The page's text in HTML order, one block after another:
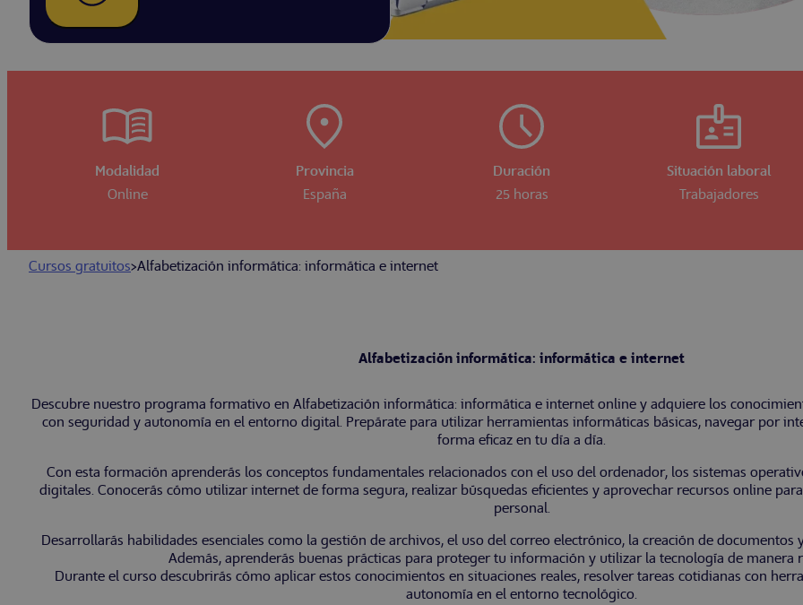
Modalidad
Online
Provincia
España
Duración
25 horas
Situación laboral
Trabajadores
Cursos gratuitos>Alfabetización informática: informática e internet
Alfabetización informática: informática e internet
Descubre nuestro programa formativo en Alfabetización informática: informática e internet online y adquiere los
con seguridad y autonomía en el entorno digital. Prepárate para utilizar herramientas informáticas básicas, navegar por
forma eficaz en tu día a día.
Con esta formación aprenderás los conceptos fundamentales relacionados con el uso del ordenador, los sistemas
digitales. Conocerás cómo utilizar internet de forma segura, realizar búsquedas eficientes y aprovechar recursos online
personal.
Desarrollarás habilidades esenciales como la gestión de archivos, el uso del correo electrónico, la creación de documentos
Además, aprenderás buenas prácticas para proteger tu información y utilizar la tecnología de manera
Durante el curso descubrirás cómo aplicar estos conocimientos en situaciones reales, resolver tareas cotidianas con
autonomía en el entorno tecnológico.